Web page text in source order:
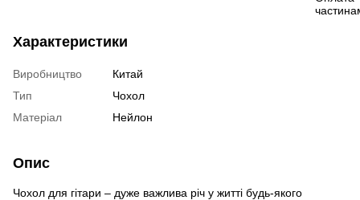
Характеристики
Виробництво
Китай
Тип
Чохол
Матеріал
Нейлон
Опис
Чохол для гітари – дуже важлива річ у житті будь-якого